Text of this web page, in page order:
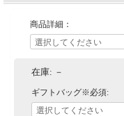
商品詳細：
在庫: －
ギフトバッグ※必須: